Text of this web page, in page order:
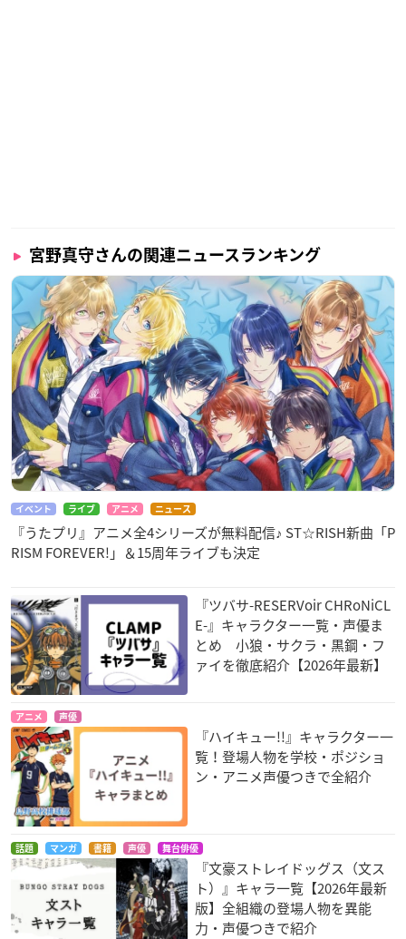
宮野真守さんの関連ニュースランキング
イベント ライブ アニメ ニュース
『うたプリ』アニメ全4シリーズが無料配信♪ ST☆RISH新曲「P
RISM FOREVER!」＆15周年ライブも決定
『ツバサ-RESERVoir CHRoNiCL
E-』キャラクター一覧・声優ま
とめ 小狼・サクラ・黒鋼・フ
ァイを徹底紹介【2026年最新】
アニメ 声優
『ハイキュー!!』キャラクター一
覧！登場人物を学校・ポジショ
ン・アニメ声優つきで全紹介
話題 マンガ 書籍 声優 舞台俳優
『文豪ストレイドッグス（文ス
ト）』キャラ一覧【2026年最新
版】全組織の登場人物を異能
力・声優つきで紹介